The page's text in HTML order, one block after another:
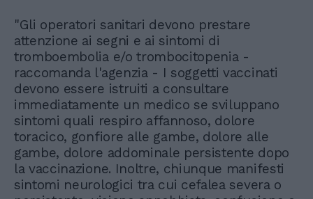
"Gli operatori sanitari devono prestare
attenzione ai segni e ai sintomi di
tromboembolia e/o trombocitopenia -
raccomanda l'agenzia - I soggetti vaccinati
devono essere istruiti a consultare
immediatamente un medico se sviluppano
sintomi quali respiro affannoso, dolore
toracico, gonfiore alle gambe, dolore alle
gambe, dolore addominale persistente dopo
la vaccinazione. Inoltre, chiunque manifesti
sintomi neurologici tra cui cefalea severa o